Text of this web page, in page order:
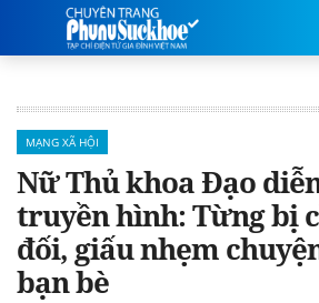
MẠNG XÃ HỘI
Nữ Thủ khoa Đạo
truyền hình: Từng bị
đối, giấu nhẹm
bạn bè